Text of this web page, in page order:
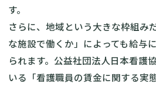
す。
さらに、地域という大きな枠組み
な施設で働くか」によっても給与
られます。公益社団法人日本看護
いる「看護職員の賃金に関する実